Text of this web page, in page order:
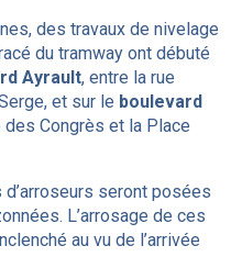
des travaux de nivelage
du tramway ont débuté
Ayrault, entre la rue
et sur le boulevard
Congrès et la Place
seront posées
L’arrosage de ces
au vu de l’arrivée